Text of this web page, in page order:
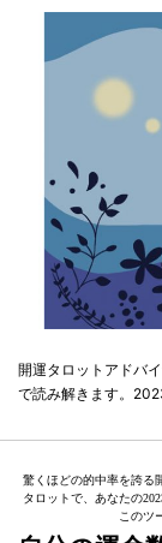
開運タロットアドバ
で読み解きます。
驚くほどの的中率を誇る
タロットで、あなたの
このツ